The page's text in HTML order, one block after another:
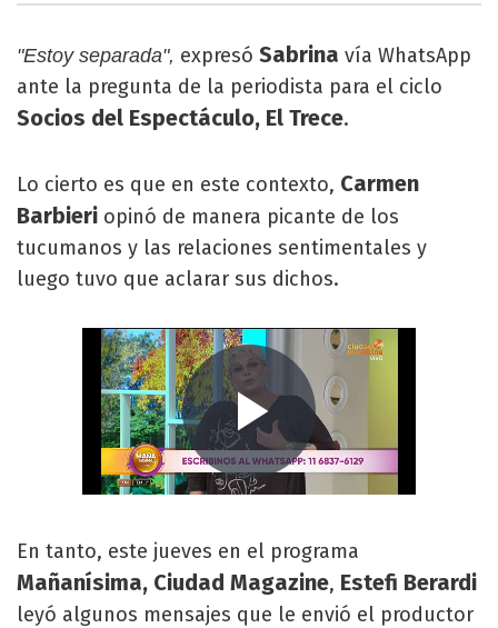
"Estoy separada", expresó Sabrina vía WhatsApp
ante la pregunta de la periodista para el ciclo
Socios del Espectáculo, El Trece.
Lo cierto es que en este contexto, Carmen
Barbieri opinó de manera picante de los
tucumanos y las relaciones sentimentales y
luego tuvo que aclarar sus dichos.
En tanto, este jueves en el programa
Mañanísima, Ciudad Magazine, Estefi Berardi
leyó algunos mensajes que le envió el productor